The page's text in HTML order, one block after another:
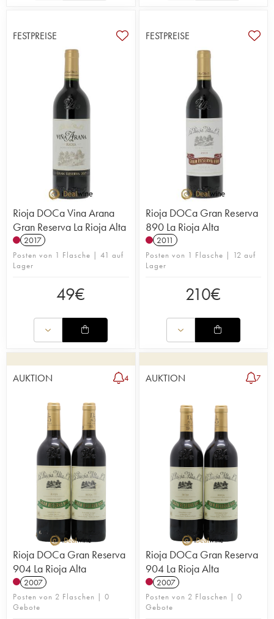
FESTPREISE
Rioja DOCa Vina Arana
Gran Reserva La Rioja Alta
2017
Posten von 1 Flasche | 41 auf
Lager
49€
FESTPREISE
Rioja DOCa Gran Reserva
890 La Rioja Alta
2011
Posten von 1 Flasche | 12 auf
Lager
210€
AUKTION 4
Rioja DOCa Gran Reserva
904 La Rioja Alta
2007
Posten von 2 Flaschen | 0
Gebote
AUKTION 7
Rioja DOCa Gran Reserva
904 La Rioja Alta
2007
Posten von 2 Flaschen | 0
Gebote